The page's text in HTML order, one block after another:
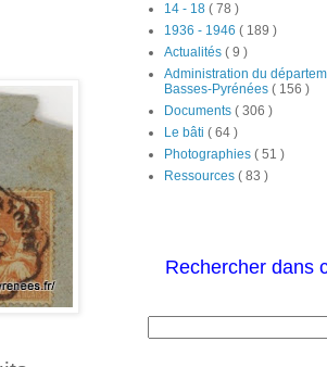
14 - 18 ( 78 )
1936 - 1946 ( 189 )
Actualités ( 9 )
Administration du
Basses-Pyrénées ( 156 )
Documents ( 306 )
Le bâti ( 64 )
Photographies ( 51 )
Ressources ( 83 )
Rechercher dans